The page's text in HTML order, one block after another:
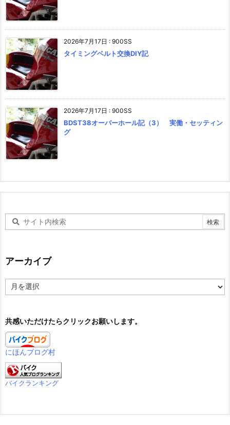
2026年7月17日 : 900SS
タイミングベルト交換DIY記
2026年7月17日 : 900SS
BDST38オーバーホール記（3） 実働・セッティン
グ
アーカイブ
ー
ブ
共感いただけたらクリックお願いします。
にほんブログ村
バイクランキング